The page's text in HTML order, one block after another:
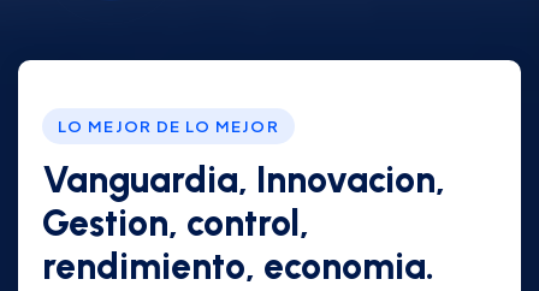
LO MEJOR DE LO MEJOR
Vanguardia, Innovacion,
Gestion, control,
rendimiento, economia.